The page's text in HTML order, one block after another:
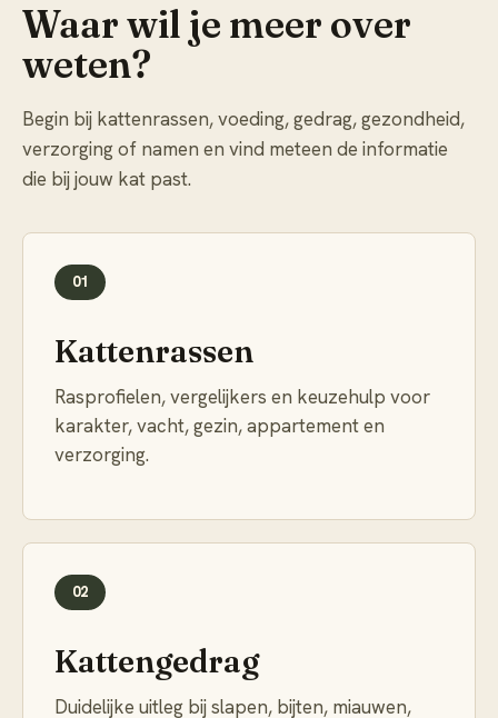
Waar wil je meer over
weten?
Begin bij kattenrassen, voeding, gedrag, gezondheid,
verzorging of namen en vind meteen de informatie
die bij jouw kat past.
01
Kattenrassen
Rasprofielen, vergelijkers en keuzehulp voor
karakter, vacht, gezin, appartement en
verzorging.
02
Kattengedrag
Duidelijke uitleg bij slapen, bijten, miauwen,